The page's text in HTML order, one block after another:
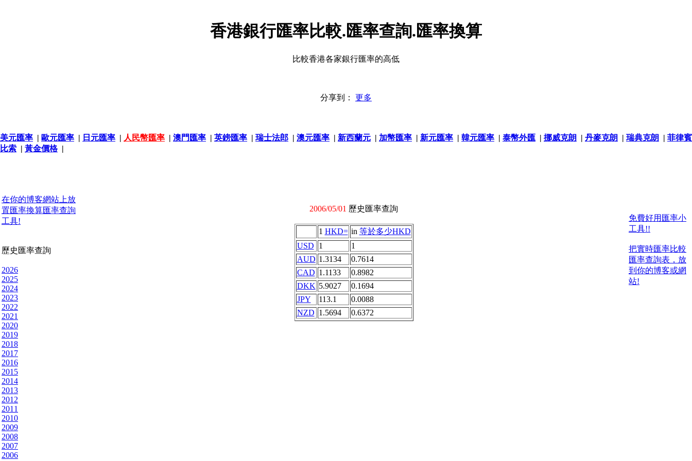
香港銀行匯率比較.匯率查詢.匯率換算
比較香港各家銀行匯率的高低
分享到： 更多
美元匯率 | 歐元匯率 | 日元匯率 | 人民幣匯率 | 澳門匯率 | 英鎊匯率 | 瑞士法郎 | 澳元匯率 | 新西蘭元 | 加幣匯率 | 新元匯率 | 韓元匯率 | 泰幣外匯 | 挪威克朗 | 丹麥克朗 | 瑞典克朗 | 菲律賓
比索 | 黃金價格|
在你的博客網站上放
置匯率換算匯率查詢
工具!
歷史匯率查詢
2026
2025
2024
2023
2022
2021
2020
2019
2018
2017
2016
2015
2014
2013
2012
2011
2010
2009
2008
2007
2006
2006/05/01 歷史匯率查詢
1 HKD= in 等於多少HKD
USD
1
1
AUD 1.3134
0.7614
CAD 1.1133
0.8982
DKK 5.9027
0.1694
JPY
113.1
0.0088
NZD 1.5694 0.6372
免費好用匯率小
工具!!
把實時匯率比較
匯率查詢表，放
到你的博客或網
站!